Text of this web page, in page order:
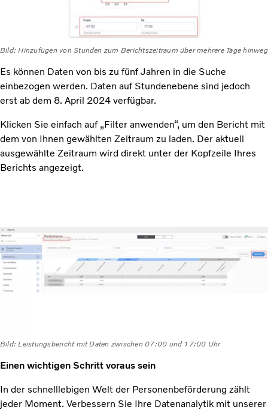
Bild: Hinzufügen von Stunden zum Berichtszeitraum über mehrere Tage hinweg
Es können Daten von bis zu fünf Jahren in die Suche
einbezogen werden. Daten auf Stundenebene sind jedoch
erst ab dem 8. April 2024 verfügbar.
Klicken Sie einfach auf „Filter anwenden“, um den Bericht mit
dem von Ihnen gewählten Zeitraum zu laden. Der aktuell
ausgewählte Zeitraum wird direkt unter der Kopfzeile Ihres
Berichts angezeigt.
Bild: Leistungsbericht mit Daten zwischen 07:00 und 17:00 Uhr
Einen wichtigen Schritt voraus sein
In der schnelllebigen Welt der Personenbeförderung zählt
jeder Moment. Verbessern Sie Ihre Datenanalytik mit unserer